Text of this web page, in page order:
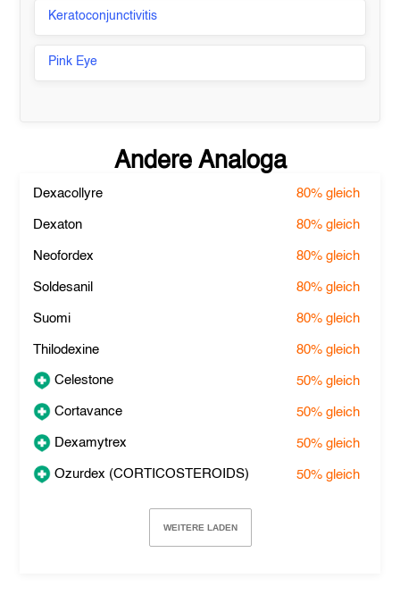
Keratoconjunctivitis
Pink Eye
Andere Analoga
Dexacollyre 80%gleich
Dexaton 80%gleich
Neofordex 80%gleich
Soldesanil 80%gleich
Suomi 80%gleich
Thilodexine 80%gleich
Celestone 50%gleich
Cortavance 50%gleich
Dexamytrex 50%gleich
Ozurdex (CORTICOSTEROIDS) 50%gleich
WEITERE LADEN